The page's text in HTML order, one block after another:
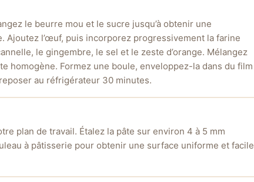
le beurre mou et le sucre jusqu’à obtenir une
Ajoutez l’œuf, puis incorporez progressivement la farine
le gingembre, le sel et le zeste d’orange. Mélangez
homogène. Formez une boule, enveloppez-la dans du film
au réfrigérateur 30 minutes.
plan de travail. Étalez la pâte sur environ 4 à 5 mm
à pâtisserie pour obtenir une surface uniforme et facile